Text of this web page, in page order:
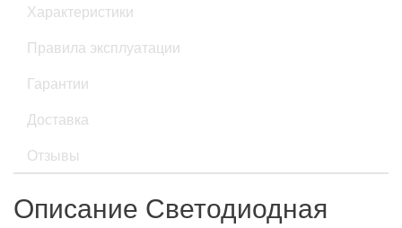
Характеристики
Правила эксплуатации
Гарантии
Доставка
Отзывы
Описание Светодиодная